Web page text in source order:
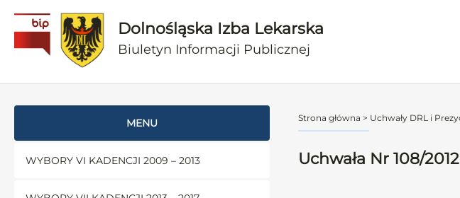
Dolnośląska Izba Lekarska
Biuletyn Informacji Publicznej
MENU
WYBORY VI KADENCJI 2009 – 2013
Strona główna > Uchwały DRL i
Uchwała Nr 108/